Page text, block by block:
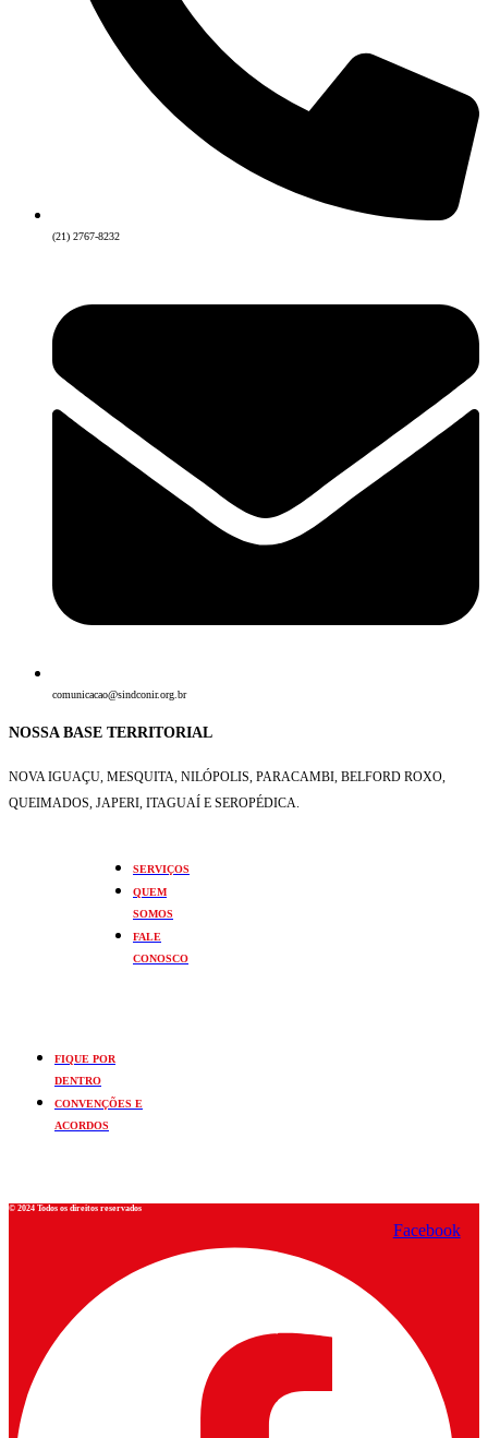
(21) 2767-8232
comunicacao@sindconir.org.br
NOSSA BASE TERRITORIAL
NOVA IGUAÇU, MESQUITA, NILÓPOLIS, PARACAMBI, BELFORD ROXO,
QUEIMADOS, JAPERI, ITAGUAÍ E SEROPÉDICA.
SERVIÇOS
QUEM
SOMOS
FALE
CONOSCO
FIQUE POR
DENTRO
CONVENÇÕES E
ACORDOS
© 2024 Todos os direitos reservados
Facebook